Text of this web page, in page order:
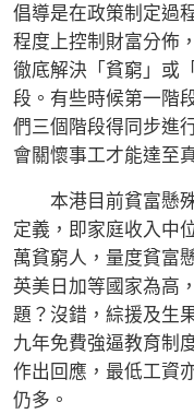
倡導是在政策制定過
程度上控制財富分佈
徹底解決「貧窮」或
段。有些時候第一階
們三個階段得同步進
會關懷事工才能達至
本港目前貧富懸殊
定義，即家庭收入中
萬貧窮人，量度貧富
英美日加等國家為高
題？沒錯，綜援及生
九年免費強逼教育制
作出回應，最低工資
仍多。